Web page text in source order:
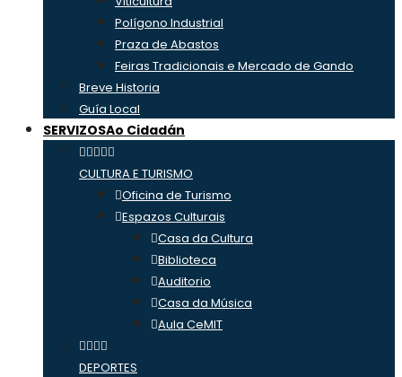
Polígono Industrial
Praza de Abastos
Feiras Tradicionais e Mercado de Gando
Breve Historia
Guía Local
SERVIZOSAo Cidadán
CULTURA E TURISMO
Oficina de Turismo
Espazos Culturais
Casa da Cultura
Biblioteca
Auditorio
Casa da Música
Aula CeMIT
DEPORTES